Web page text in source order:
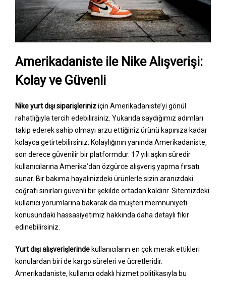
Amerikadaniste ile Nike Alışverişi:
Kolay ve Güvenli
Nike yurt dışı siparişleriniziçin Amerikadaniste’yi gönül
rahatlığıyla tercih edebilirsiniz. Yukarıda saydığımız adımları
takip ederek sahip olmayı arzu ettiğiniz ürünü kapınıza kadar
kolayca getirtebilirsiniz. Kolaylığının yanında Amerikadaniste,
son derece güvenilir bir platformdur. 17 yılı aşkın süredir
kullanıcılarına Amerika’dan özgürce alışveriş yapma fırsatı
sunar. Bir bakıma hayalinizdeki ürünlerle sizin aranızdaki
coğrafi sınırları güvenli bir şekilde ortadan kaldırır. Sitemizdeki
kullanıcı yorumlarına bakarak da müşteri memnuniyeti
konusundaki hassasiyetimiz hakkında daha detaylı fikir
edinebilirsiniz.
Yurt dışı alışverişlerinde kullanıcıların en çok merak ettikleri
konulardan biri de kargo süreleri ve ücretleridir.
Amerikadaniste, kullanıcı odaklı hizmet politikasıyla bu